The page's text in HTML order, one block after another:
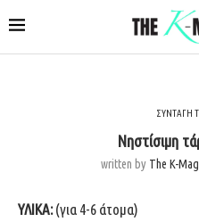
ΣΥΝΤΑΓΗ
Νηστίσιμη
written by The K-
ΥΛΙΚΑ:(για 4-6 άτομα)